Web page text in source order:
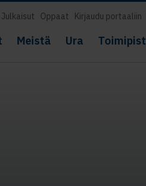
Meistä Ura
Julkaisut Oppaat Kirjaudu portaaliin